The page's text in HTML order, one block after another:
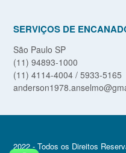
SERVIÇOS DE
São Paulo SP
(11) 94893-1000
(11) 4114-4004 / 5933-5165
2022 - Todos os Direitos